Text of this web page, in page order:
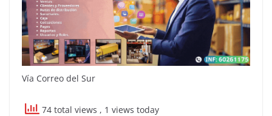
Vía Correo del Sur
74 total views , 1 views today